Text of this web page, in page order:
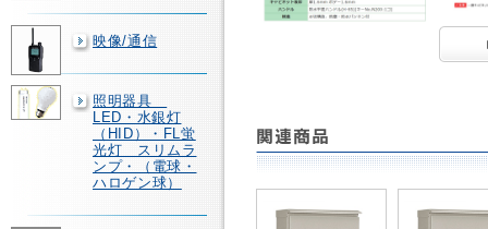
映像/通信
照明器具
LED・水銀灯
（HID）・FL蛍
光灯 スリムラ
ンプ・（電球・
ハロゲン球）